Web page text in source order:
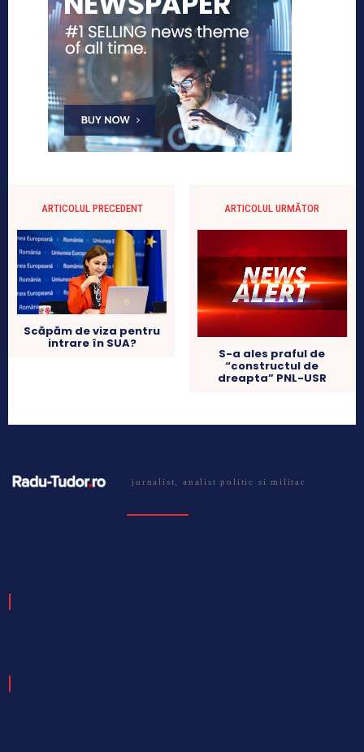
ARTICOLUL PRECEDENT
Scăpăm de viza pentru
intrare în SUA?
ARTICOLUL URMĂTOR
S-a ales praful de
“constructul de
dreapta” PNL-USR
jurnalist, analist politic si militar